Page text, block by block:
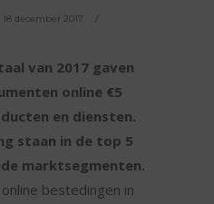
18 december 2017
van 2017 gaven
online €5
en diensten.
staan in de top 5
marktsegmenten.
bestedingen in